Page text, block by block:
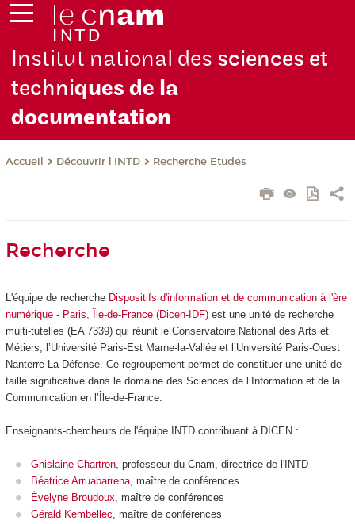
Institut national des sciences et
techniques de la
documentation
Accueil Découvrir l'INTD Recherche Etudes
Recherche
L'équipe de recherche Dispositifs d'information et de communication à l'ère
numérique - Paris, Île-de-France (Dicen-IDF)est une unité de recherche
multi-tutelles (EA 7339) qui réunit le Conservatoire National des Arts et
Métiers, l’Université Paris-Est Marne-la-Vallée et l’Université Paris-Ouest
Nanterre La Défense. Ce regroupement permet de constituer une unité de
taille significative dans le domaine des Sciences de l’Information et de la
Communication en l’Île-de-France.
Enseignants-chercheurs de l'équipe INTD contribuant à DICEN :
Ghislaine Chartron, professeur du Cnam, directrice de l'INTD
Béatrice Arruabarrena, maître de conférences
Évelyne Broudoux, maître de conférences
Gérald Kembellec, maître de conférences